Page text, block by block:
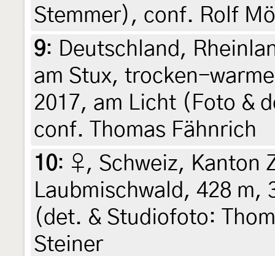
Stemmer), conf. Rolf
9: Deutschland,
am Stux, trocken-
2017, am Licht (Foto &
conf. Thomas Fähnrich
10: ♀, Schweiz, Kanton
Laubmischwald, 428 m,
(det. & Studiofoto:
Steiner